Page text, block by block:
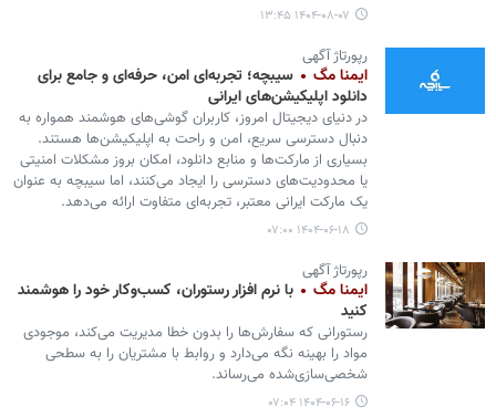
۱۴۰۴-۰۸-۰۷ ۱۳:۴۵
رپورتاژ آگهی
ایمنا مگ
سیبچه؛ تجربه‌ای امن، حرفه‌ای و جامع برای
دانلود اپلیکیشن‌های ایرانی
در دنیای دیجیتال امروز، کاربران گوشی‌های هوشمند همواره به
دنبال دسترسی سریع، امن و راحت به اپلیکیشن‌ها هستند.
بسیاری از مارکت‌ها و منابع دانلود، امکان بروز مشکلات امنیتی
یا محدودیت‌های دسترسی را ایجاد می‌کنند، اما سیبچه به عنوان
یک مارکت ایرانی معتبر، تجربه‌ای متفاوت ارائه می‌دهد.
۱۴۰۴-۰۶-۱۸ ۰۷:۰۰
رپورتاژ آگهی
ایمنا مگ
با نرم افزار رستوران، کسب‌وکار خود را هوشمند
کنید
رستورانی که سفارش‌ها را بدون خطا مدیریت می‌کند، موجودی
مواد را بهینه نگه می‌دارد و روابط با مشتریان را به سطحی
شخصی‌سازی‌شده می‌رساند.
۱۴۰۴-۰۶-۱۶ ۰۷:۰۴